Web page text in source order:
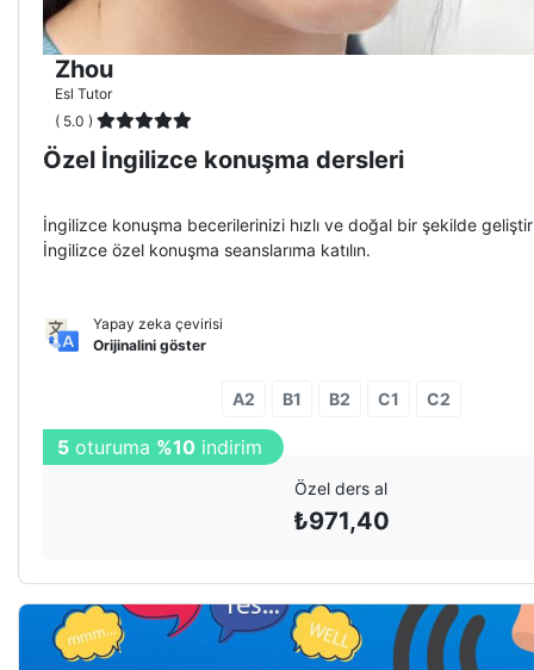
Zhou
Esl Tutor
( 5.0 )
Özel İngilizce konuşma dersleri
İngilizce konuşma becerilerinizi hızlı ve doğal bir şekilde
İngilizce özel konuşma seanslarıma katılın.
Yapay zeka çevirisi
Orijinalini göster
A2 B1 B2 C1 C2
5 oturuma %10 indirim
Özel ders al
₺971,40